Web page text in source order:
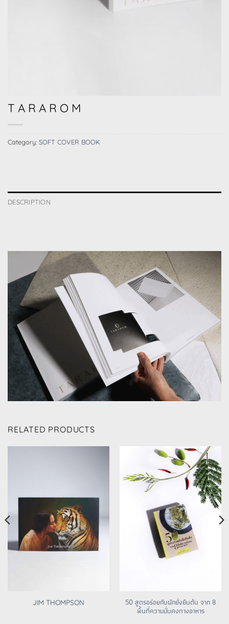
T A R A R O M
Category: SOFT COVER BOOK
DESCRIPTION
RELATED PRODUCTS
JIM THOMPSON
50 สูตรอร่อยกับผักยั่งยืนต้น จาก 8
พื้นที่ความมั่นคงทางอาหาร